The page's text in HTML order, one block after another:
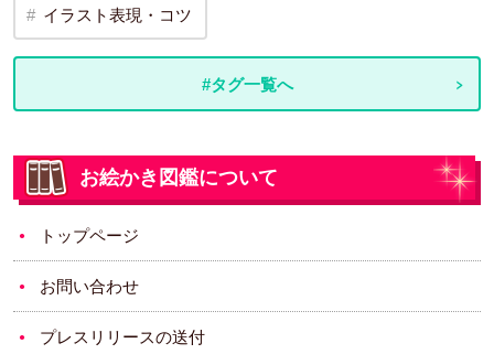
イラスト表現・コツ
#タグ一覧へ
お絵かき図鑑について
トップページ
お問い合わせ
プレスリリースの送付